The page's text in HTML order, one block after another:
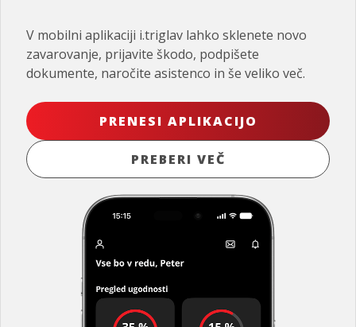
V mobilni aplikaciji i.triglav lahko sklenete novo
zavarovanje, prijavite škodo, podpišete
dokumente, naročite asistenco in še veliko več.
PRENESI APLIKACIJO
PREBERI VEČ